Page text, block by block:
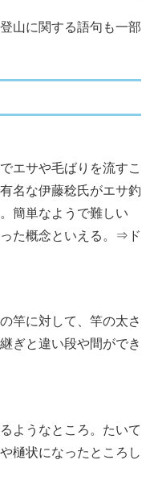
山に関する語句も一部
エサや毛ばりを流すこ
名な伊藤稔氏がエサ釣
簡単なようで難しい
た概念といえる。⇒ド
竿に対して、竿の太さ
ぎと違い段や間ができ
ようなところ。たいて
樋状になったところし